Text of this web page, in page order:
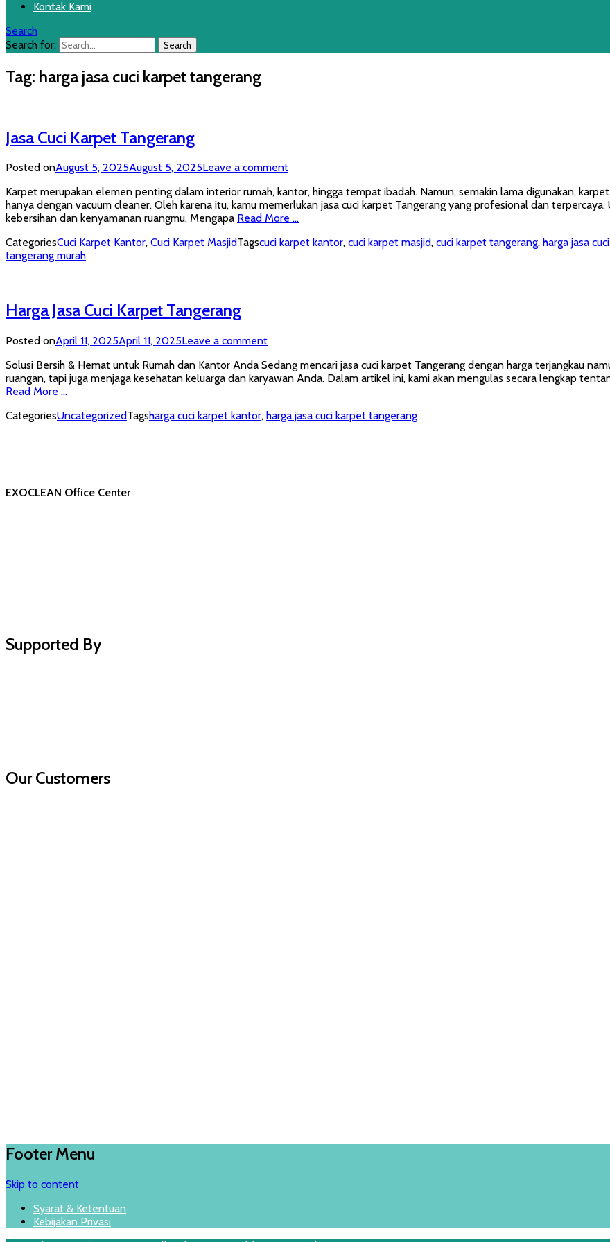
Kontak Kami
Search
Search for:
Tag: harga jasa cuci karpet tangerang
Jasa Cuci Karpet Tangerang
Posted onAugust 5, 2025August 5, 2025Leave a comment
Karpet merupakan elemen penting dalam interior rumah, kantor, hingga tempat ibadah. Namun, semakin lama digunakan,
hanya dengan vacuum cleaner. Oleh karena itu, kamu memerlukan jasa cuci karpet Tangerang yang profesional dan
kebersihan dan kenyamanan ruangmu. Mengapa Read More …
CategoriesCuci Karpet Kantor, Cuci Karpet MasjidTagscuci karpet kantor, cuci karpet masjid, cuci karpet tangerang, harga jasa
tangerang murah
Harga Jasa Cuci Karpet Tangerang
Posted onApril 11, 2025April 11, 2025Leave a comment
Solusi Bersih & Hemat untuk Rumah dan Kantor Anda Sedang mencari jasa cuci karpet Tangerang dengan harga terjangkau
ruangan, tapi juga menjaga kesehatan keluarga dan karyawan Anda. Dalam artikel ini, kami akan mengulas secara lengkap
Read More …
CategoriesUncategorizedTagsharga cuci karpet kantor, harga jasa cuci karpet tangerang
EXOCLEAN Office Center
Supported By
Our Customers
Footer Menu
Skip to content
Syarat & Ketentuan
Kebijakan Privasi